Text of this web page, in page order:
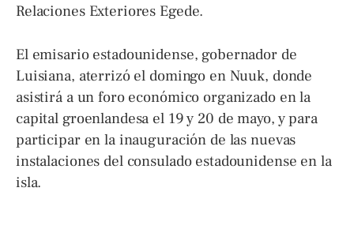
Relaciones Exteriores Egede.
El emisario estadounidense, gobernador de
Luisiana, aterrizó el domingo en Nuuk, donde
asistirá a un foro económico organizado en la
capital groenlandesa el 19 y 20 de mayo, y para
participar en la inauguración de las nuevas
instalaciones del consulado estadounidense en la
isla.